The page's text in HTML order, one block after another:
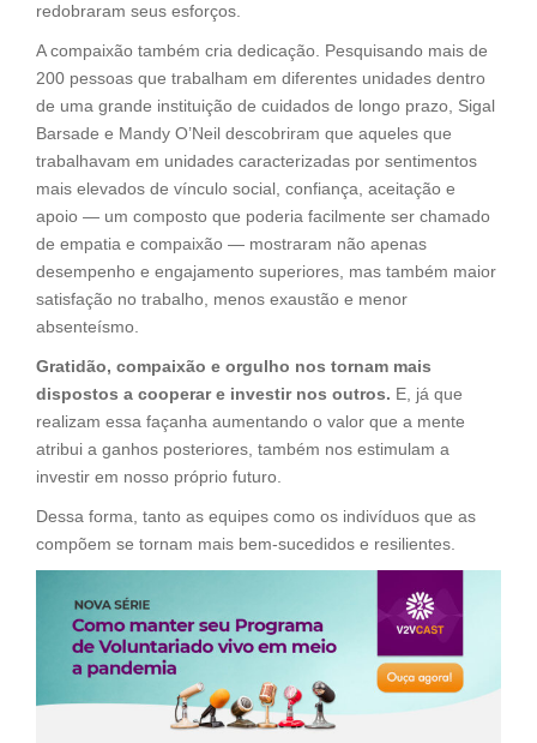
redobraram seus esforços.
A compaixão também cria dedicação. Pesquisando mais de
200 pessoas que trabalham em diferentes unidades dentro
de uma grande instituição de cuidados de longo prazo, Sigal
Barsade e Mandy O’Neil descobriram que aqueles que
trabalhavam em unidades caracterizadas por sentimentos
mais elevados de vínculo social, confiança, aceitação e
apoio — um composto que poderia facilmente ser chamado
de empatia e compaixão — mostraram não apenas
desempenho e engajamento superiores, mas também maior
satisfação no trabalho, menos exaustão e menor
absenteísmo.
Gratidão, compaixão e orgulho nos tornam mais
dispostos a cooperar e investir nos outros. E, já que
realizam essa façanha aumentando o valor que a mente
atribui a ganhos posteriores, também nos estimulam a
investir em nosso próprio futuro.
Dessa forma, tanto as equipes como os indivíduos que as
compõem se tornam mais bem-sucedidos e resilientes.